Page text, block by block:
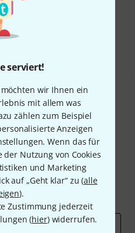
serviert!
wir Ihnen ein
mit allem was
zählen zum Beispiel
Anzeigen
Wenn das für
der Nutzung von Cookies
und Marketing
auf „Geht klar“ zu (alle
).
Zustimmung jederzeit
(hier) widerrufen.
Sie sehen?
Hilfe & Feedback
und gewinne mit
über jeweils50€
Deals